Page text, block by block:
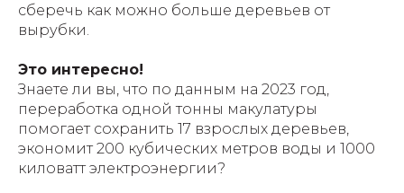
сберечь как можно больше деревьев от
вырубки.
Это интересно!
Знаете ли вы, что по данным на 2023 год,
переработка одной тонны макулатуры
помогает сохранить 17 взрослых деревьев,
экономит 200 кубических метров воды и 1000
киловатт электроэнергии?